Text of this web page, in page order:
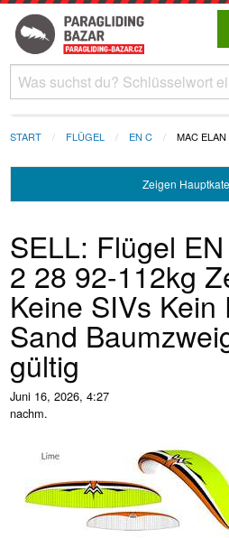
START FLÜGEL EN C MAC
Zeigen
SELL: Flügel
2 28 92-112kg
Keine SIVs Kein
Sand
gültig
Juni 16, 2026, 4:27
nachm.